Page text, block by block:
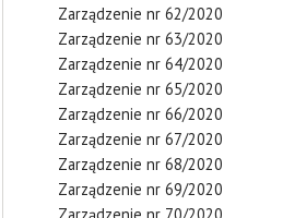
Zarządzenie nr 62/2020
Zarządzenie nr 63/2020
Zarządzenie nr 64/2020
Zarządzenie nr 65/2020
Zarządzenie nr 66/2020
Zarządzenie nr 67/2020
Zarządzenie nr 68/2020
Zarządzenie nr 69/2020